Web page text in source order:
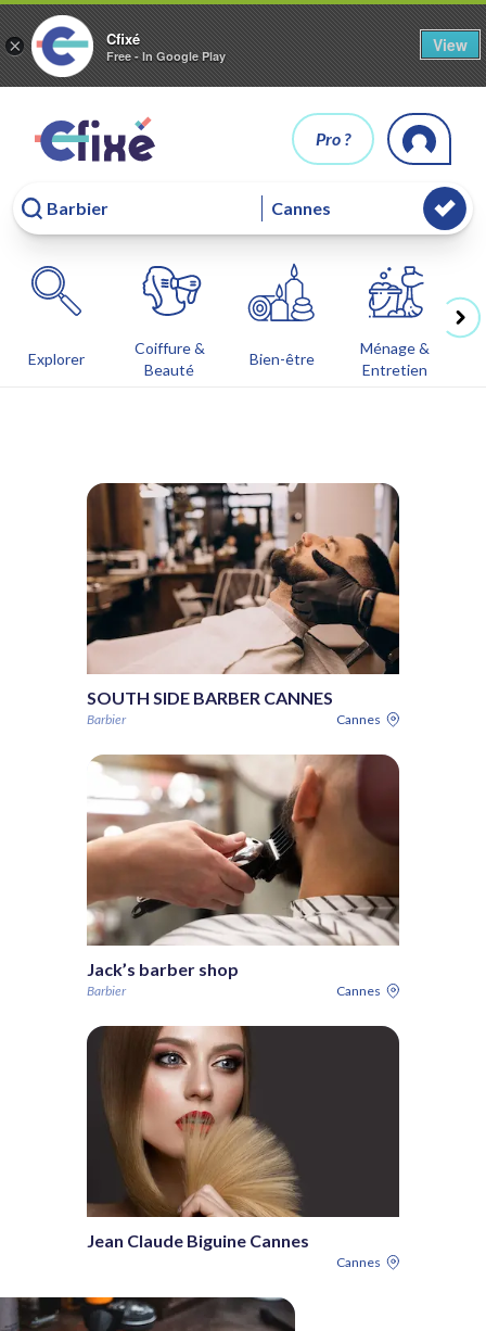
× Cfixé
Free - In Google Play
View
Pro ?
Explorer
Coiffure &
Beauté
Bien-être
Ménage &
Entretien
SOUTH SIDE BARBER CANNES
Barbier Cannes
Jack’s barber shop
Barbier Cannes
Jean Claude Biguine Cannes
Cannes